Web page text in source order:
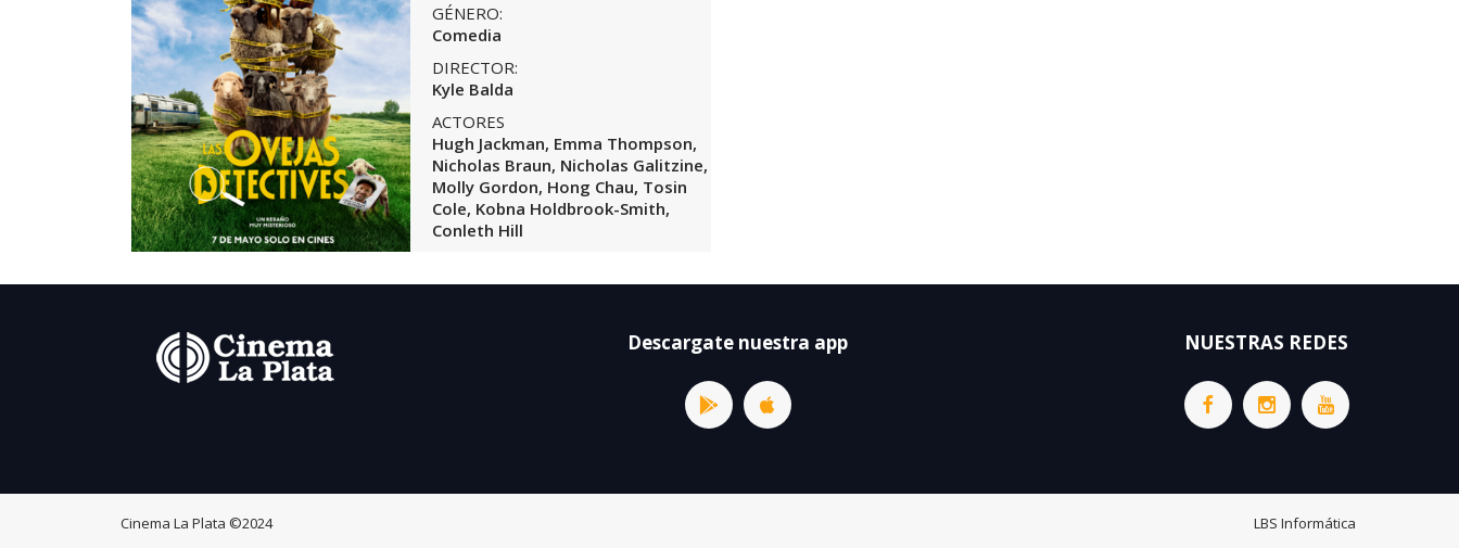
GÉNERO:
Comedia
DIRECTOR:
Kyle Balda
ACTORES
Hugh Jackman, Emma Thompson,
Nicholas Braun, Nicholas Galitzine,
Molly Gordon, Hong Chau, Tosin
Cole, Kobna Holdbrook-Smith,
Conleth Hill
Descargate nuestra app NUESTRAS REDES
Cinema La Plata ©2024 LBS Informática